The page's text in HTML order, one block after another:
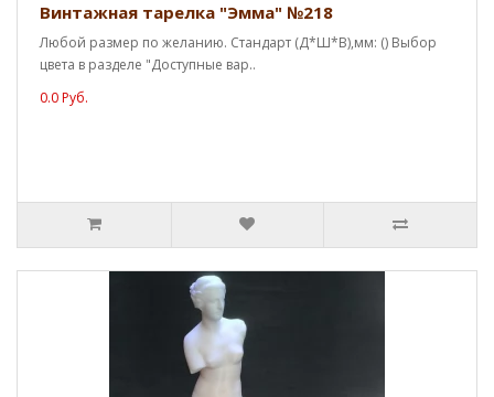
Винтажная тарелка "Эмма" №218
Любой размер по желанию. Стандарт (Д*Ш*В),мм: () Выбор
цвета в разделе "Доступные вар..
0.0 Руб.